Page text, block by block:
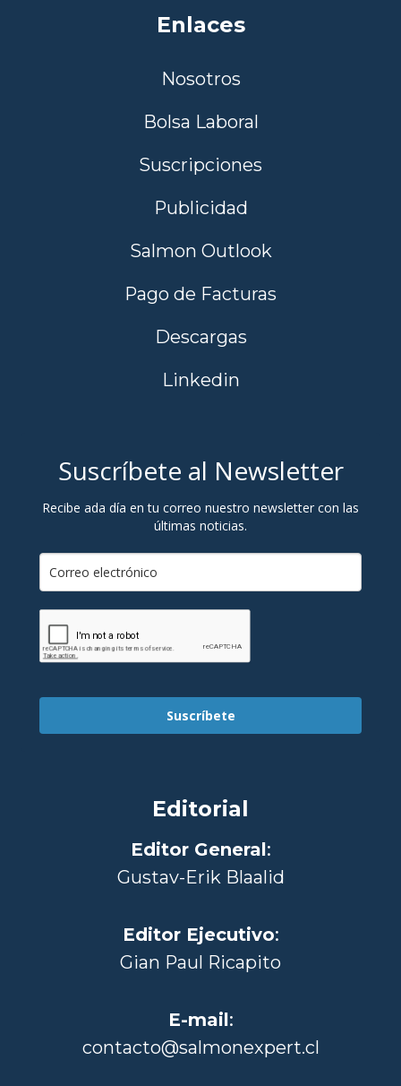
Enlaces
Nosotros
Bolsa Laboral
Suscripciones
Publicidad
Salmon Outlook
Pago de Facturas
Descargas
Linkedin
Suscríbete al Newsletter
Recibe ada día en tu correo nuestro newsletter con las
últimas noticias.
Suscríbete
Editorial
Editor General:
Gustav-Erik Blaalid
Editor Ejecutivo:
Gian Paul Ricapito
E-mail:
contacto@salmonexpert.cl